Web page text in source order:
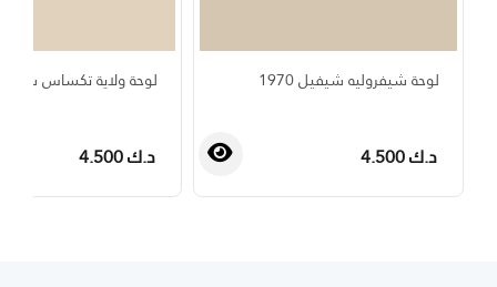
لوحة شيفروليه شيفيل 1970
د.ك 4.500
لوحة ولاية تكساس
د.ك 4.500